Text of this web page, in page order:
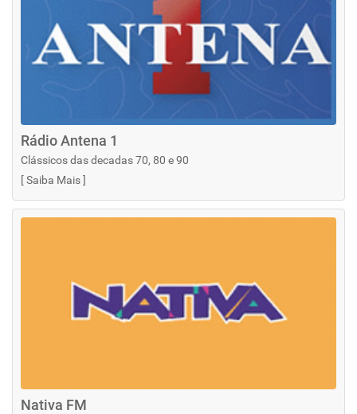
Rádio Antena 1
Clássicos das decadas 70, 80 e 90
[Saiba Mais]
Nativa FM